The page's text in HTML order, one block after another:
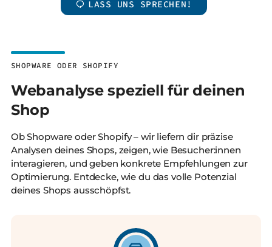
LASS UNS SPRECHEN!
SHOPWARE ODER SHOPIFY
Webanalyse speziell für deinen
Shop
Ob Shopware oder Shopify – wir liefern dir präzise
Analysen deines Shops, zeigen, wie Besucher:innen
interagieren, und geben konkrete Empfehlungen zur
Optimierung. Entdecke, wie du das volle Potenzial
deines Shops ausschöpfst.